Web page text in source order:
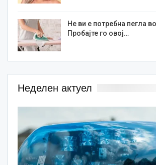
Не ви е потребна пегла
Пробајте го овој…
Неделен актуел